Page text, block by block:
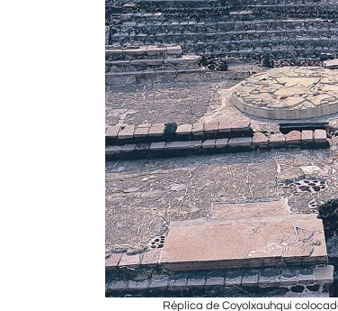
Réplica de Coyolxauhqui